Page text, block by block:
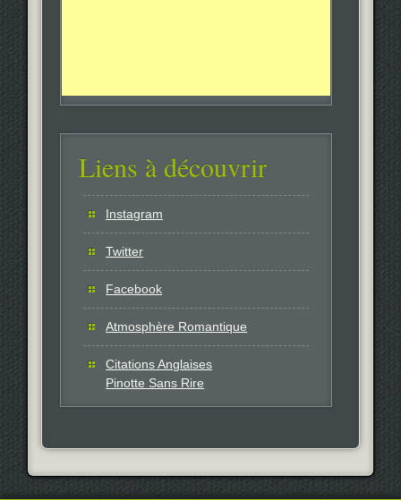
Liens à découvrir
Instagram
Twitter
Facebook
Atmosphère Romantique
Citations Anglaises
Pinotte Sans Rire